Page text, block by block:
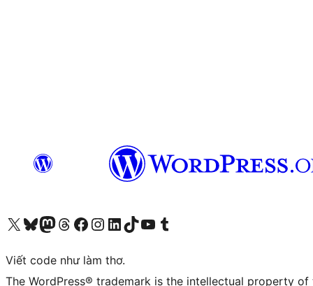
Truy cập tài khoản X (trước đây là Twitter) của chúng tôiVisit our Bluesky account
Visit our Mastodon account
Visit our Threads account
Xem trang Facebook của chúng tôiTruy cập tài khoản Instagram của chúng tôiTruy cập tài khoản LinkedIn của chúng tôiVisit our TikTok account
Truy cập kênh YouTube của chúng tôi Visit our Tumblr account
Viết code như làm thơ.
The WordPress® trademark is the intellectual property of